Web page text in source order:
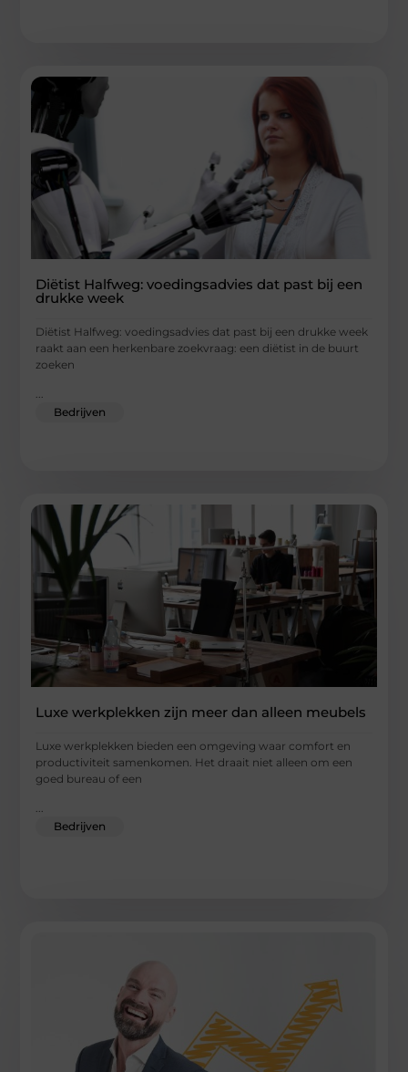
Diëtist Halfweg: voedingsadvies dat past bij een
drukke week
Diëtist Halfweg: voedingsadvies dat past bij een drukke week
raakt aan een herkenbare zoekvraag: een diëtist in de buurt
zoeken
...
Bedrijven
Luxe werkplekken zijn meer dan alleen meubels
Luxe werkplekken bieden een omgeving waar comfort en
productiviteit samenkomen. Het draait niet alleen om een
goed bureau of een
...
Bedrijven